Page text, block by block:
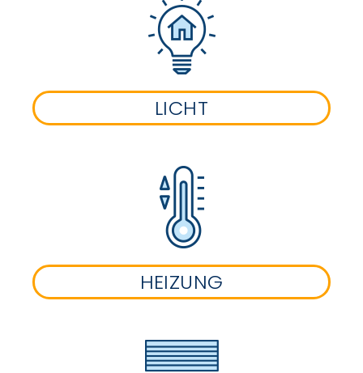
LICHT
HEIZUNG